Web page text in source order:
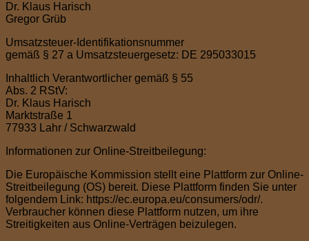
Dr. Klaus Harisch
Gregor Grüb
Umsatzsteuer-Identifikationsnummer
gemäß § 27 a Umsatzsteuergesetz: DE 295033015
Inhaltlich Verantwortlicher gemäß § 55
Abs. 2 RStV:
Dr. Klaus Harisch
Marktstraße 1
77933 Lahr / Schwarzwald
Informationen zur Online-Streitbeilegung:
Die Europäische Kommission stellt eine Plattform zur Online-
Streitbeilegung (OS) bereit. Diese Plattform finden Sie unter
folgendem Link: https://ec.europa.eu/consumers/odr/.
Verbraucher können diese Plattform nutzen, um ihre
Streitigkeiten aus Online-Verträgen beizulegen.